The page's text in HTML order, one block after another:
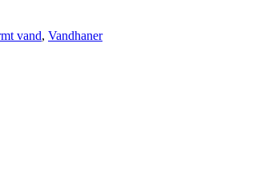
vand, Vandhaner